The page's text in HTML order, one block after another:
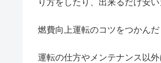
り方をしたり、出来るだけ安
燃費向上運転のコツをつかん
運転の仕方やメンテナンス以